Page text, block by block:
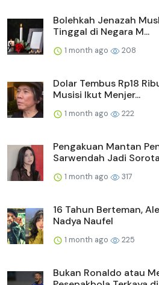
Bolehkah Jenazah
Tinggal di Negara M...
1 month ago 208
Dolar Tembus Rp18
Musisi Ikut Menjer...
1 month ago 222
Pengakuan Mantan
Sarwendah Jadi
1 month ago 317
16 Tahun Berteman,
Nadya Naufel
1 month ago 225
Bukan Ronaldo atau